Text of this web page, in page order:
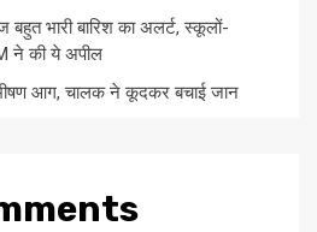
भारी बारिश का अलर्ट, स्कूलों-
ने की ये अपील
आग, चालक ने कूदकर बचाई जान